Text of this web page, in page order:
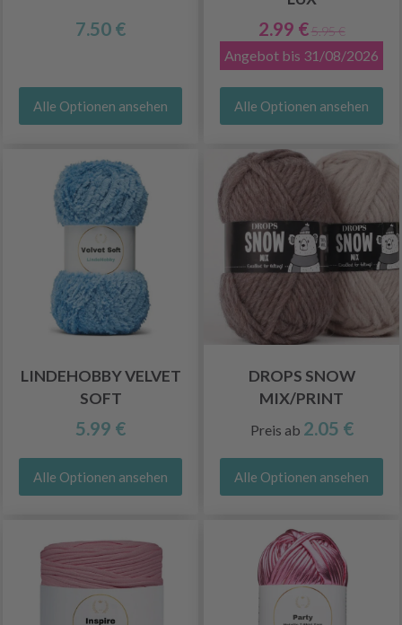
7.50 €
Alle Optionen ansehen
2.99 € 5.95 €
Angebot bis 31/08/2026
Alle Optionen ansehen
LINDEHOBBY VELVET
SOFT
5.99 €
Alle Optionen ansehen
DROPS SNOW
MIX/PRINT
Preis ab 2.05 €
Alle Optionen ansehen